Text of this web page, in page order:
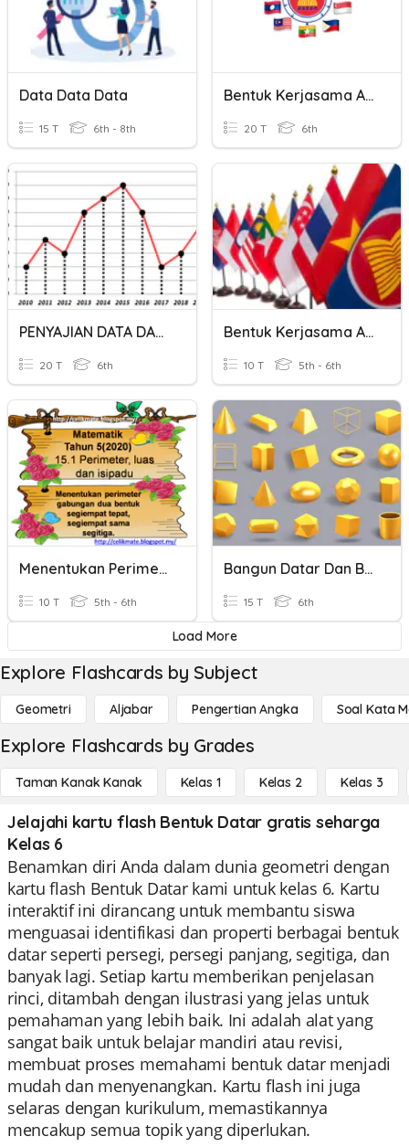
Data Data Data
15 T 6th - 8th
Bentuk Kerjasama ASEAN
20 T 6th
PENYAJIAN DATA DASAR
20 T 6th
Bentuk Kerjasama ASEAN
10 T 5th - 6th
Menentukan Perimeter Gabungan Bentuk-Bentuk Dua Matra
10 T 5th - 6th
Bangun Datar Dan Bangun Ruang (2)
15 T 6th
Load More
Explore Flashcards by Subject
Geometri Aljabar Pengertian Angka Soal Kata
Explore Flashcards by Grades
Taman Kanak Kanak Kelas 1 Kelas 2 Kelas 3
Jelajahi kartu flash Bentuk Datar gratis seharga
Kelas 6
Benamkan diri Anda dalam dunia geometri dengan
kartu flash Bentuk Datar kami untuk kelas 6. Kartu
interaktif ini dirancang untuk membantu siswa
menguasai identifikasi dan properti berbagai bentuk
datar seperti persegi, persegi panjang, segitiga, dan
banyak lagi. Setiap kartu memberikan penjelasan
rinci, ditambah dengan ilustrasi yang jelas untuk
pemahaman yang lebih baik. Ini adalah alat yang
sangat baik untuk belajar mandiri atau revisi,
membuat proses memahami bentuk datar menjadi
mudah dan menyenangkan. Kartu flash ini juga
selaras dengan kurikulum, memastikannya
mencakup semua topik yang diperlukan.